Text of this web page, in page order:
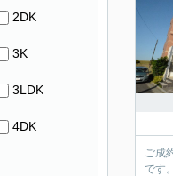
ご成
です
2DK
3K
3LDK
4DK